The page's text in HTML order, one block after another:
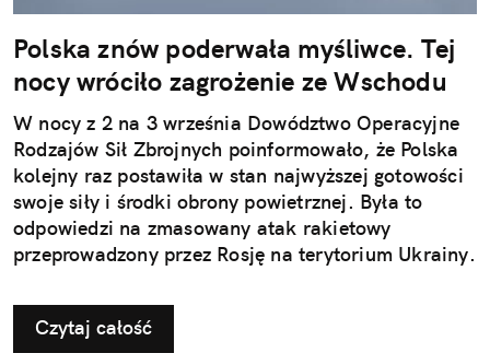
Polska znów poderwała myśliwce. Tej
nocy wróciło zagrożenie ze Wschodu
W nocy z 2 na 3 września Dowództwo Operacyjne
Rodzajów Sił Zbrojnych poinformowało, że Polska
kolejny raz postawiła w stan najwyższej gotowości
swoje siły i środki obrony powietrznej. Była to
odpowiedzi na zmasowany atak rakietowy
przeprowadzony przez Rosję na terytorium Ukrainy.
Czytaj całość